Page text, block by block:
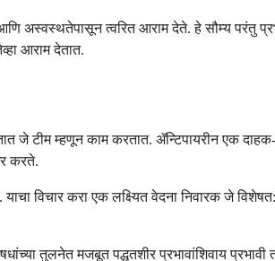
त्वरित आराम देते. हे सौम्य परंतु
आराम देतात.
जे टीम म्हणून काम करतात. ॲन्टिपायरीन एक
करते.
विचार करा एक लक्ष्यित वेदना निवारक जे
तुलनेत मजबूत पद्धतशीर प्रभावांशिवाय प्रभावी